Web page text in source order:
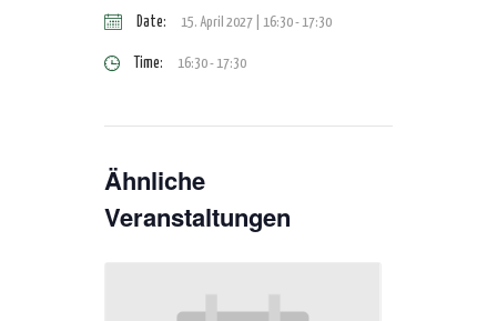
Date: 15. April 2027 | 16:30-17:30
Time: 16:30 - 17:30
Ähnliche
Veranstaltungen